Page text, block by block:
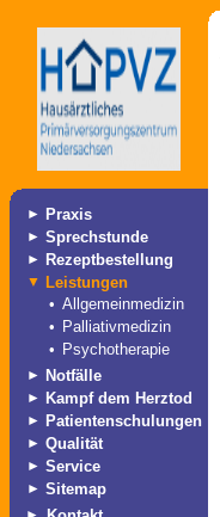
► Praxis
► Sprechstunde
► Rezeptbestellung
▼ Leistungen
• Allgemeinmedizin
• Palliativmedizin
• Psychotherapie
► Notfälle
► Kampf dem Herztod
► Patientenschulungen
► Qualität
► Service
► Sitemap